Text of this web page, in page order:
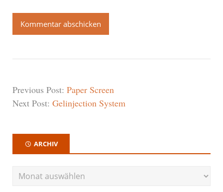
Previous Post: Paper Screen
Next Post: Gelinjection System
ARCHIV